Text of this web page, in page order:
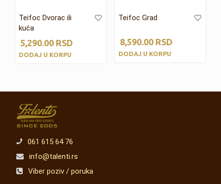
Teifoc Dvorac ili
kuća
5,290.00 RSD
DODAJ U KORPU
Teifoc Grad
8,590.00RSD
DODAJ U KORPU
061 615 64 76
info@talenti.rs
Viber poziv / poruka